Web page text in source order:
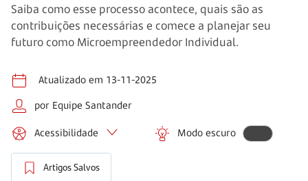
Saiba como esse processo acontece, quais são as
contribuições necessárias e comece a planejar seu
futuro como Microempreendedor Individual.
Atualizado em 13-11-2025
por Equipe Santander
Acessibilidade Modo escuro
Artigos Salvos